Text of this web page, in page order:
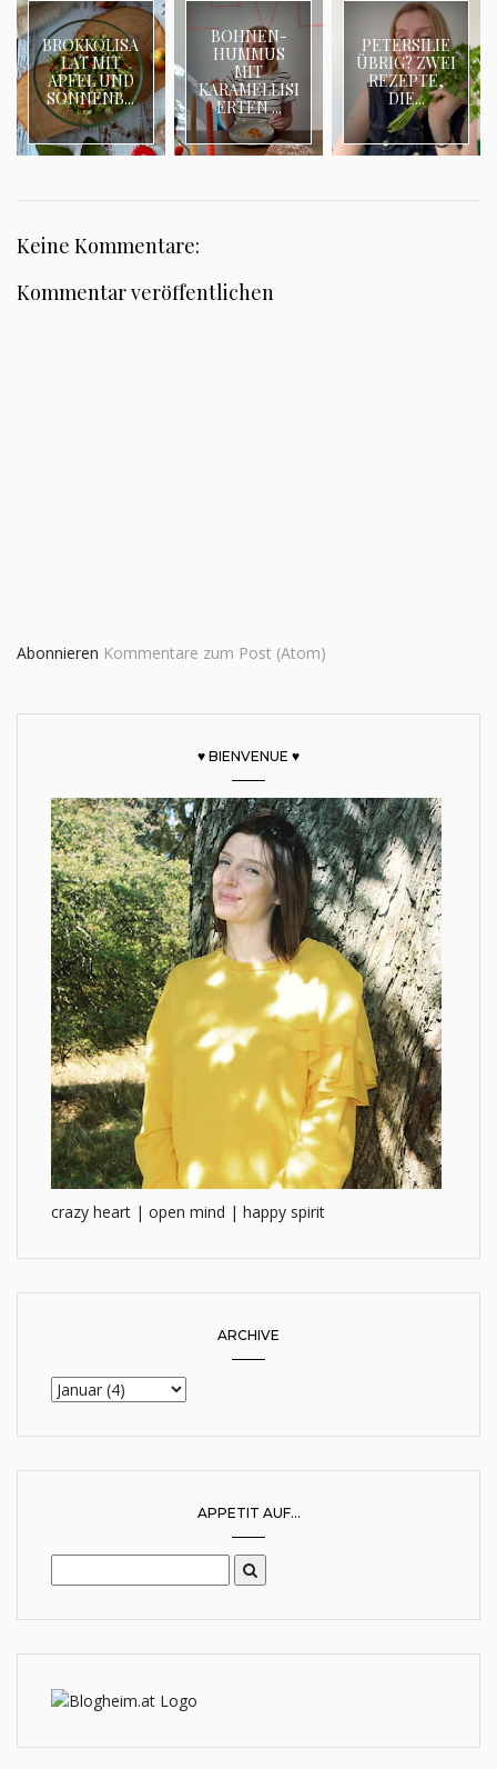
BROKKOLISA
LAT MIT
APFEL UND
SONNENB...
BOHNEN-
HUMMUS
MIT
KARAMELLISI
ERTEN ...
PETERSILIE
ÜBRIG? ZWEI
REZEPTE,
DIE...
Keine Kommentare:
Kommentar veröffentlichen
Abonnieren Kommentare zum Post (Atom)
♥ BIENVENUE ♥
crazy heart | open mind | happy spirit
ARCHIVE
APPETIT AUF...